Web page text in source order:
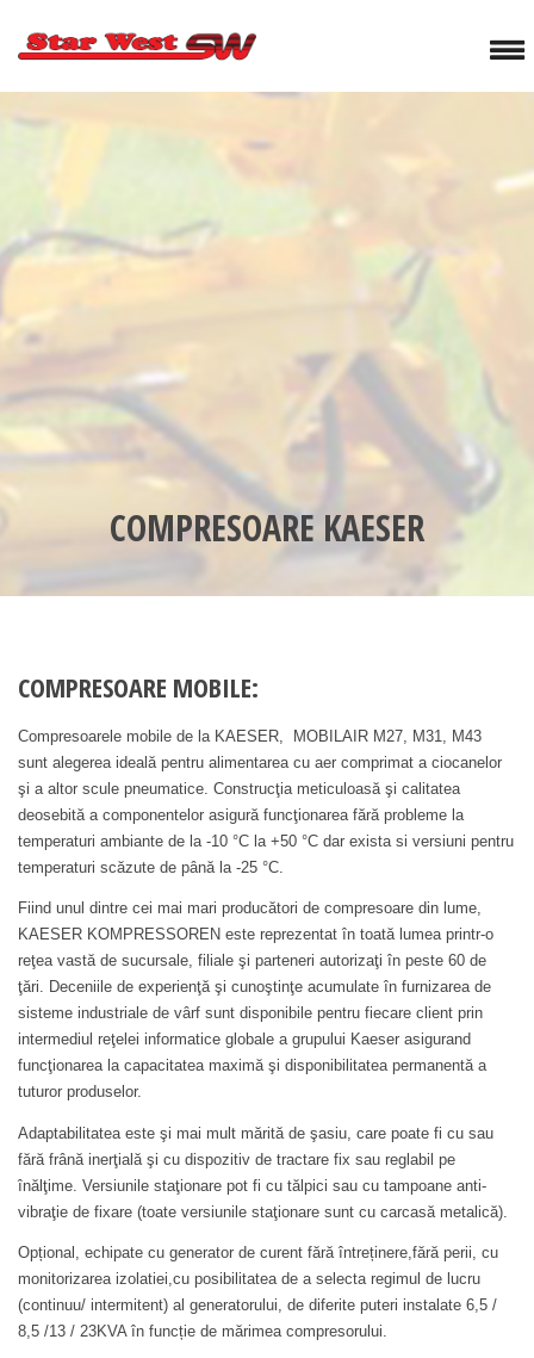
COMPRESOARE KAESER
COMPRESOARE MOBILE:
Compresoarele mobile de la KAESER, MOBILAIR M27, M31, M43
sunt alegerea ideală pentru alimentarea cu aer comprimat a ciocanelor
şi a altor scule pneumatice. Construcţia meticuloasă şi calitatea
deosebită a componentelor asigură funcţionarea fără probleme la
temperaturi ambiante de la -10 °C la +50 °C dar exista si versiuni pentru
temperaturi scăzute de până la -25 °C.
Fiind unul dintre cei mai mari producători de compresoare din lume,
KAESER KOMPRESSOREN este reprezentat în toată lumea printr-o
reţea vastă de sucursale, filiale şi parteneri autorizaţi în peste 60 de
ţări. Deceniile de experienţă şi cunoştinţe acumulate în furnizarea de
sisteme industriale de vârf sunt disponibile pentru fiecare client prin
intermediul reţelei informatice globale a grupului Kaeser asigurand
funcţionarea la capacitatea maximă şi disponibilitatea permanentă a
tuturor produselor.
Adaptabilitatea este şi mai mult mărită de şasiu, care poate fi cu sau
fără frână inerţială şi cu dispozitiv de tractare fix sau reglabil pe
înălţime. Versiunile staţionare pot fi cu tălpici sau cu tampoane anti-
vibraţie de fixare (toate versiunile staţionare sunt cu carcasă metalică).
Opțional, echipate cu generator de curent fără întreținere,fără perii, cu
monitorizarea izolatiei,cu posibilitatea de a selecta regimul de lucru
(continuu/ intermitent) al generatorului, de diferite puteri instalate 6,5 /
8,5 /13 / 23KVA în funcție de mărimea compresorului.